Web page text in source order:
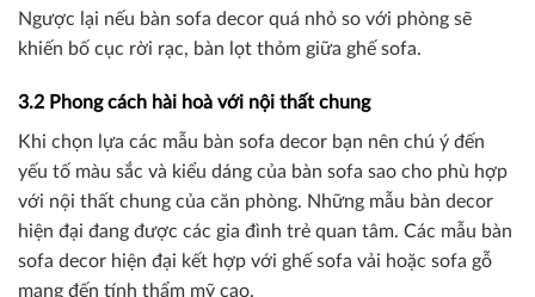
Ngược lại nếu bàn sofa decor quá nhỏ so với phòng sẽ
khiến bố cục rời rạc, bàn lọt thỏm giữa ghế sofa.
3.2 Phong cách hài hoà với nội thất chung
Khi chọn lựa các mẫu bàn sofa decor bạn nên chú ý đến
yếu tố màu sắc và kiểu dáng của bàn sofa sao cho phù hợp
với nội thất chung của căn phòng. Những mẫu bàn decor
hiện đại đang được các gia đình trẻ quan tâm. Các mẫu bàn
sofa decor hiện đại kết hợp với ghế sofa vải hoặc sofa gỗ
mang đến tính thẩm mỹ cao.